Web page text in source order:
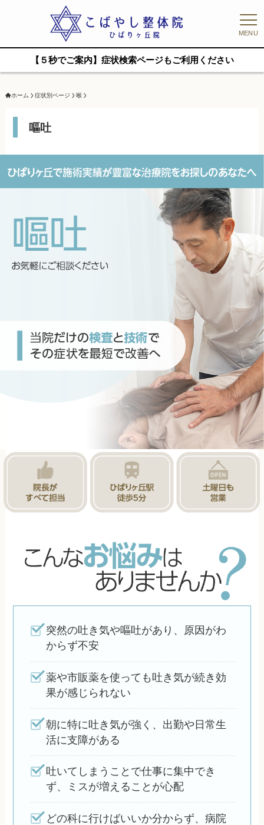
MENU
【５秒でご案内】症状検索ページもご利用ください
ホーム 症状別ページ 喉
嘔吐
突然の吐き気や嘔吐があり、原因がわ
からず不安
薬や市販薬を使っても吐き気が続き効
果が感じられない
朝に特に吐き気が強く、出勤や日常生
活に支障がある
吐いてしまうことで仕事に集中でき
ず、ミスが増えることが心配
どの科に行けばいいか分からず、病院